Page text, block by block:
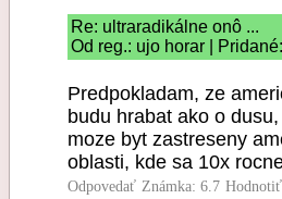
Re: ultraradikálne onô ...
Od reg.: ujo horar |
Predpokladam, ze
budu hrabat ako o
moze byt zastreseny
oblasti, kde sa 10x
Odpovedať Známka: 6.7